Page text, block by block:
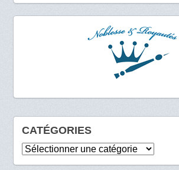
CATÉGORIES
Catégories